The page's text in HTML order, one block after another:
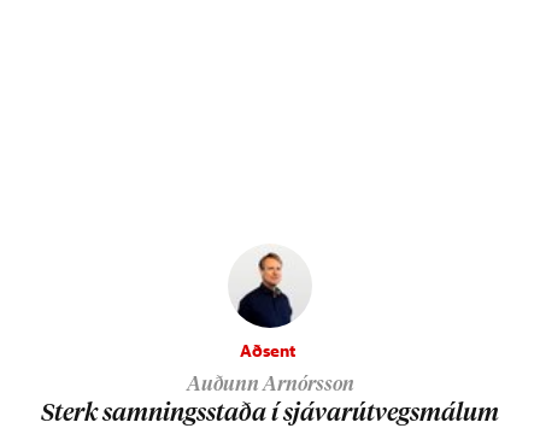
Aðsent
Auðunn Arnórsson
Sterk samn­ings­staða í sjáv­ar­út­vegs­mál­um